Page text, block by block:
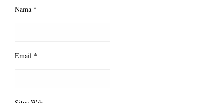
Nama *
Email *